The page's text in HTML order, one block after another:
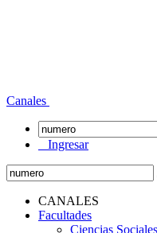
Canales
Ingresar
CANALES
Facultades
Ciencias Sociales